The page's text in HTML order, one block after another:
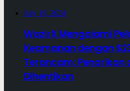
July 19, 2024
WazirX Mengalami
Keamanan dengan
Terancam; Penarikan
Dihentikan